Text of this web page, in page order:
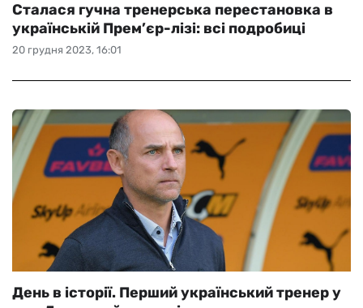
20 грудня 2023, 16:01
Сталася гучна тренерська перестановка в
українській Прем’єр-лізі: всі подробиці
День в історії. Перший український тренер у